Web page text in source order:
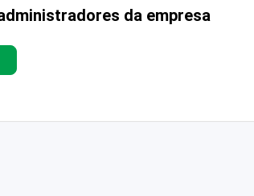
da empresa